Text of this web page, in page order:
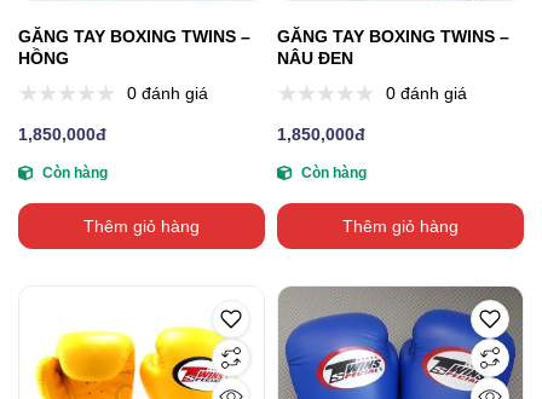
GĂNG TAY BOXING TWINS –
HỒNG
0 đánh giá
1,850,000đ
Còn hàng
Thêm giỏ hàng
GĂNG TAY BOXING TWINS –
NÂU ĐEN
0 đánh giá
1,850,000đ
Còn hàng
Thêm giỏ hàng